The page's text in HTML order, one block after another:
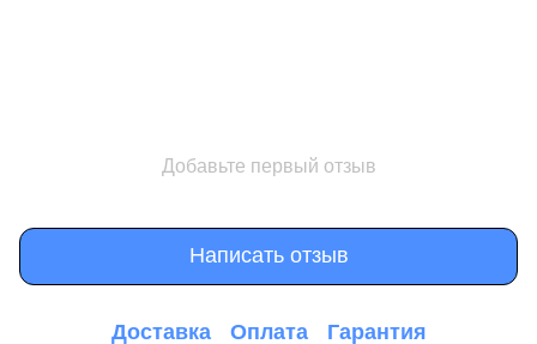
Добавьте первый отзыв
Написать отзыв
Доставка Оплата Гарантия